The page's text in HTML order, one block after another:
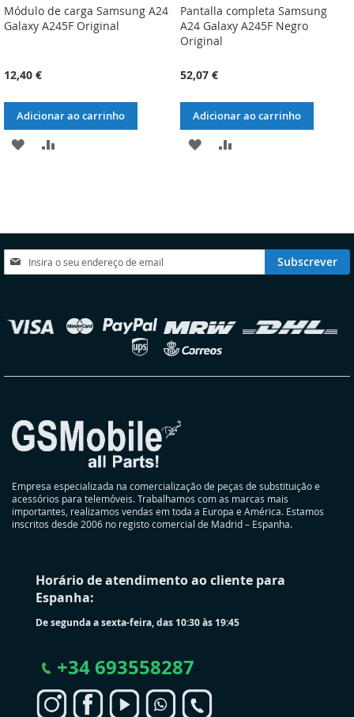
Módulo de carga Samsung A24
Galaxy A245F Original
12,40 €
Adicionar ao carrinho
ADICIONAR
DESEJOS
Pantalla completa Samsung
A24 Galaxy A245F Negro
Original
52,07 €
Adicionar ao carrinho
ADICIONAR
DESEJOS
ADICIONAR
Subscreva
a
Subscrever
Empresa especializada na comercialização de peças de substituição e
acessórios para telemóveis. Trabalhamos com as marcas mais
importantes, realizamos vendas em toda a Europa e América. Estamos
inscritos desde 2006 no registo comercial de Madrid – Espanha.
Horário de atendimento ao cliente para
Espanha:
De segunda a sexta-feira, das 10:30 às 19:45
+34 693558287